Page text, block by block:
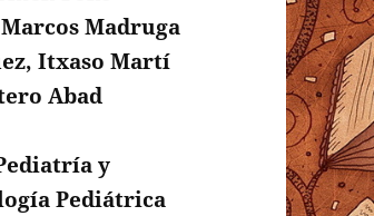
Madruga
Itxaso Martí
Abad
y
Pediátrica